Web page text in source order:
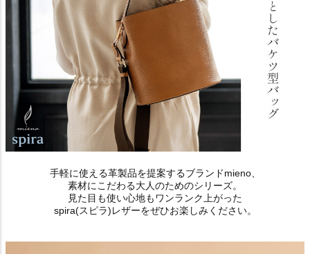
手軽に使える革製品を提案するブランドmieno、
素材にこだわる大人のためのシリーズ。
見た目も使い心地もワンランク上がった
spira(スピラ)レザーをぜひお楽しみください。